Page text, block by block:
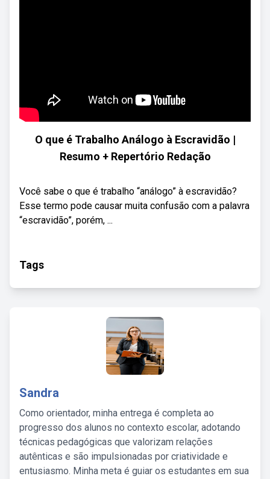
O que é Trabalho Análogo à Escravidão |
Resumo + Repertório Redação
Você sabe o que é trabalho “análogo” à escravidão?
Esse termo pode causar muita confusão com a palavra
“escravidão”, porém, ...
Tags
Sandra
Como orientador, minha entrega é completa ao
progresso dos alunos no contexto escolar, adotando
técnicas pedagógicas que valorizam relações
autênticas e são impulsionadas por criatividade e
entusiasmo. Minha meta é guiar os estudantes em sua